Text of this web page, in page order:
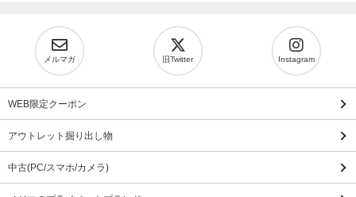
メルマガ 旧Twitter Instagram
WEB限定クーポン
アウトレット掘り出し物
中古(PC/スマホ/カメラ)